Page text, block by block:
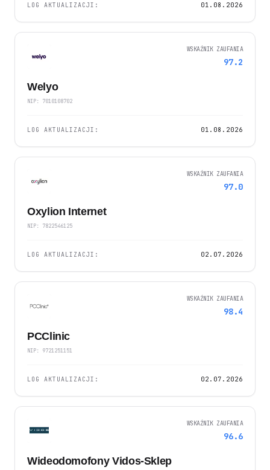
LOG AKTUALIZACJI: 01.08.2026
WSKAŹNIK ZAUFANIA
97.2
Welyo
NIP: 7010108702
LOG AKTUALIZACJI: 01.08.2026
WSKAŹNIK ZAUFANIA
97.0
Oxylion Internet
NIP: 7822546125
LOG AKTUALIZACJI: 02.07.2026
WSKAŹNIK ZAUFANIA
98.4
PCClinic
NIP: 9721251151
LOG AKTUALIZACJI: 02.07.2026
WSKAŹNIK ZAUFANIA
96.6
Wideodomofony Vidos-Sklep